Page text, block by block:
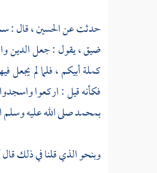
حدثت عنالحسين، قال :
ضيق ، يقول : جعل الدين
كملة أبيكم ، فلما لم
فكأنه قيل : اركعوا
بمحمد صلى الله عليه وسلم
وبنحو الذي قلنا في ذلك